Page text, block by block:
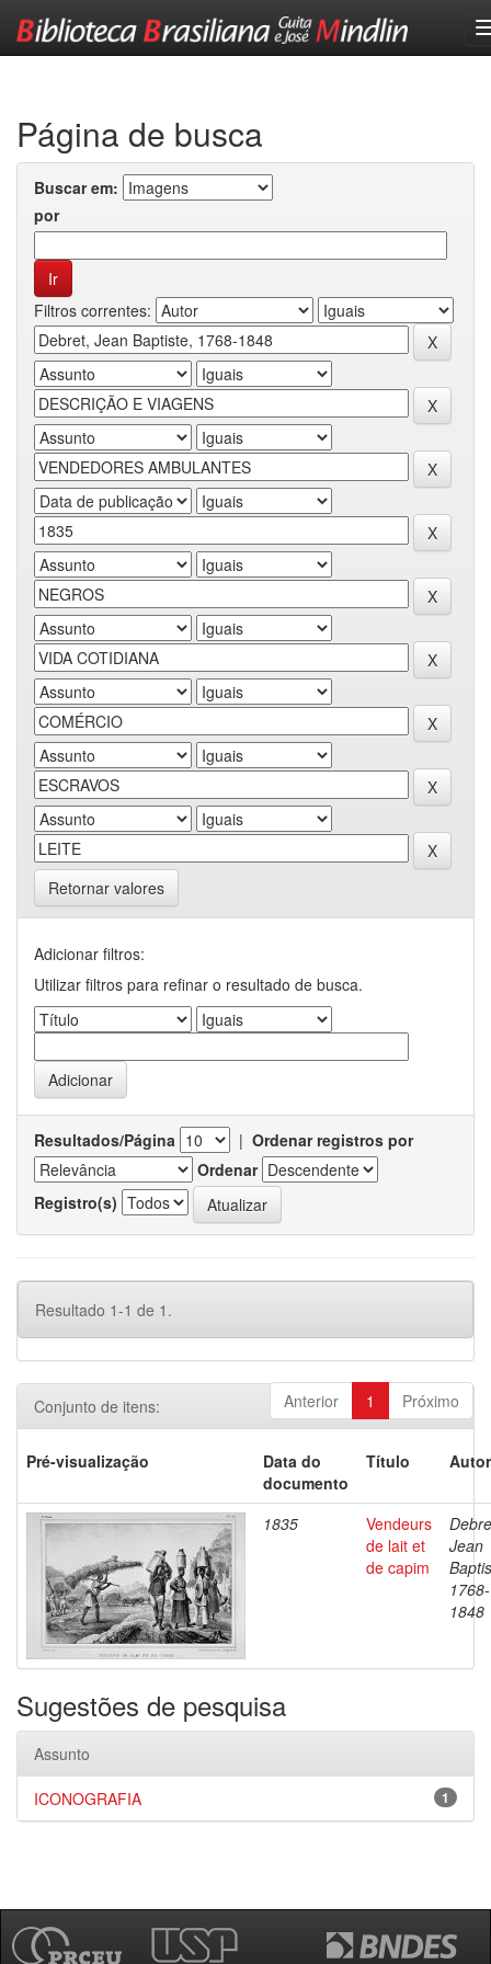
Página de busca
Buscar em:
por
Filtros correntes:
Retornar valores
Adicionar filtros:
Utilizar filtros para refinar o resultado de busca.
Resultados/Página | Ordenar registros por
Ordenar
Registro(s)
Resultado 1-1 de 1.
Anterior 1 Próximo
Conjunto de itens:
Pré-visualização
Data do
documento
Título
1835
Vendeurs
de lait et
de capim
Jean
1768-
1848
Sugestões de pesquisa
Assunto
1
ICONOGRAFIA